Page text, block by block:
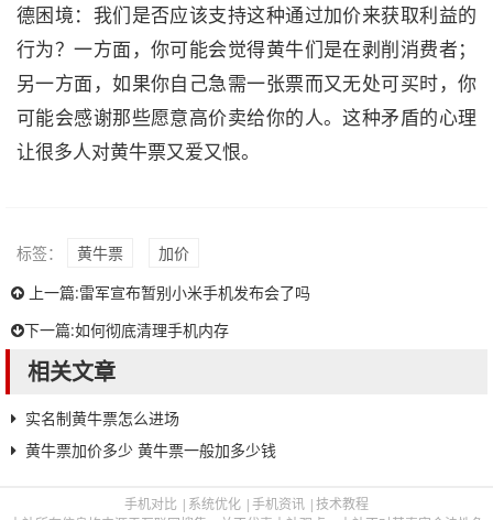
德困境：我们是否应该支持这种通过加价来获取利益的
行为？一方面，你可能会觉得黄牛们是在剥削消费者；
另一方面，如果你自己急需一张票而又无处可买时，你
可能会感谢那些愿意高价卖给你的人。这种矛盾的心理
让很多人对黄牛票又爱又恨。
标签： 黄牛票
加价
上一篇:雷军宣布暂别小米手机发布会了吗
下一篇:如何彻底清理手机内存
相关文章
实名制黄牛票怎么进场
黄牛票加价多少 黄牛票一般加多少钱
手机对比 | 系统优化 |手机资讯 |技术教程